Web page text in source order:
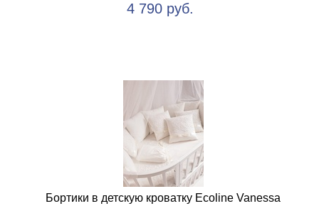
4 790 руб.
Бортики в детскую кроватку Ecoline Vanessa